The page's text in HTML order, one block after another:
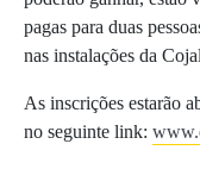
pagas para duas
nas instalações da
As inscrições estarão
no seguinte link: